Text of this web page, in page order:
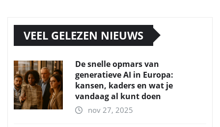
VEEL GELEZEN NIEUWS
De snelle opmars van
generatieve AI in Europa:
kansen, kaders en wat je
vandaag al kunt doen
nov 27, 2025